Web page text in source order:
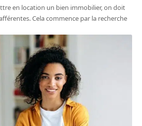
en location un bien immobilier, on doit
Cela commence par la recherche